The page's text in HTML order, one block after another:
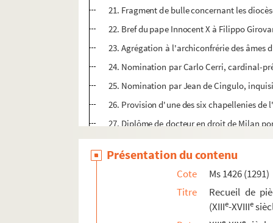
21. Fragment de bulle concernant les
22. Bref du pape Innocent X à Filippo
23. Agrégation à l'archiconfrérie des âmes
24. Nomination par Carlo Cerri, cardinal-
25. Nomination par Jean de Cingulo,
26. Provision d'une des six chapellenies
27. Diplôme de docteur en droit de Milan
28. Reconnaissance de reliques par
29-30. Certificats donnés à Antonio
31. Diplôme de pharmacien à Venise,
32-34. Pièces d'un procès entre les
Présentation du contenu
Cote
Ms 1426 (1291)
Titre
Recueil de
(XIIIe-XVIIIe